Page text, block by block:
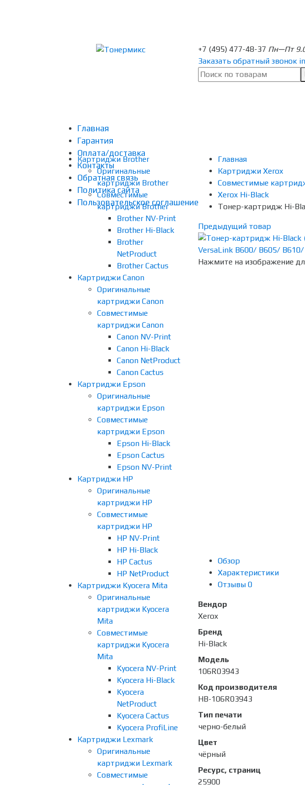
+7 (495) 477-48-37 Пн—Пт
Заказать обратный звонок
Главная
Гарантия
Оплата/доставка
Контакты
Обратная связь
Политика сайта
Пользовательское соглашение
Картриджи Brother
Оригинальные
картриджи Brother
Совместимые
картриджи Brother
Brother NV-Print
Brother Hi-Black
Brother
NetProduct
Brother Cactus
Картриджи Canon
Оригинальные
картриджи Canon
Совместимые
картриджи Canon
Canon NV-Print
Canon Hi-Black
Canon NetProduct
Canon Cactus
Картриджи Epson
Оригинальные
картриджи Epson
Совместимые
картриджи Epson
Epson Hi-Black
Epson Cactus
Epson NV-Print
Картриджи HP
Оригинальные
картриджи HP
Совместимые
картриджи HP
HP NV-Print
HP Hi-Black
HP Cactus
HP NetProduct
Картриджи Kyocera Mita
Оригинальные
картриджи Kyocera
Mita
Совместимые
картриджи Kyocera
Mita
Kyocera NV-Print
Kyocera Hi-Black
Kyocera
NetProduct
Kyocera Cactus
Kyocera ProfiLine
Картриджи Lexmark
Оригинальные
картриджи Lexmark
Совместимые
Главная
Картриджи Xerox
Совместимые
Xerox Hi-Black
Тонер-картридж Hi-
Предыдущий товар
Нажмите на изображение
Обзор
Характеристики
Отзывы 0
Вендор
Xerox
Бренд
Hi-Black
Модель
106R03943
Код производителя
HB-106R03943
Тип печати
черно-белый
Цвет
чёрный
Ресурс, страниц
25900